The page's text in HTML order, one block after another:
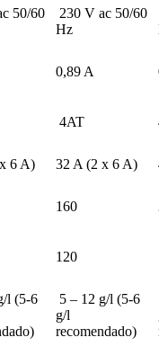
50/60
230 V ac 50/60
Hz
0,89 A
4AT
6 A) 32 A (2 x 6 A)
160
120
l (5-6
5 – 12 g/l (5-6
g/l
recomendado)